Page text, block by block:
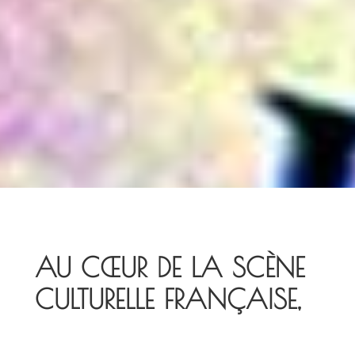
AU CŒUR DE LA SCÈNE
CULTURELLE FRANÇAISE,